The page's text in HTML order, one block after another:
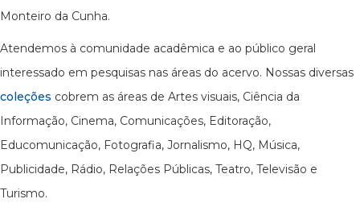
Monteiro da Cunha.
Atendemos à comunidade acadêmica e ao público geral
interessado em pesquisas nas áreas do acervo. Nossas diversas
coleções cobrem as áreas de Artes visuais, Ciência da
Informação, Cinema, Comunicações, Editoração,
Educomunicação, Fotografia, Jornalismo, HQ, Música,
Publicidade, Rádio, Relações Públicas, Teatro, Televisão e
Turismo.